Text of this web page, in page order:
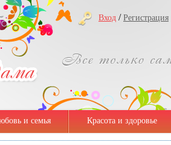
Вход / Регистрация
и семья Красота и здоровье